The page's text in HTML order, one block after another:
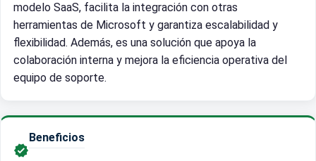
modelo SaaS, facilita la integración con otras
herramientas de Microsoft y garantiza escalabilidad y
flexibilidad. Además, es una solución que apoya la
colaboración interna y mejora la eficiencia operativa del
equipo de soporte.

Beneficios